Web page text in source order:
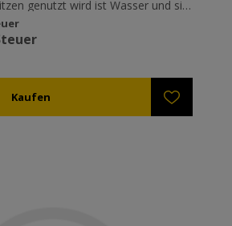
genutzt wird ist Wasser und sie
und beinhalten ein Thermostat